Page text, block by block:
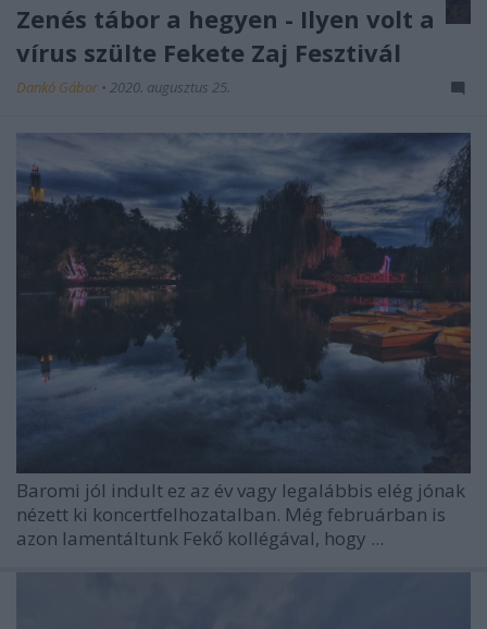
Zenés tábor a hegyen - Ilyen volt a
vírus szülte Fekete Zaj Fesztivál
Dankó Gábor • 2020. augusztus 25.
Baromi jól indult ez az év vagy legalábbis elég jónak
nézett ki koncertfelhozatalban. Még februárban is
azon lamentáltunk Fekő kollégával, hogy ...